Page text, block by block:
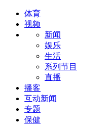
体育
视频
新闻
娱乐
生活
系列节目
直播
播客
互动新闻
专题
保健